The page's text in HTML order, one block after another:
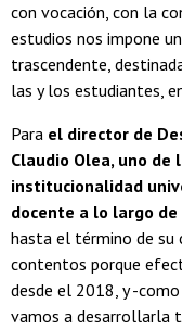
con vocación, con la
estudios nos impone
trascendente,
las y los estudiantes,
Para el director de
Claudio Olea, uno
institucionalidad
docente a lo largo
hasta el término de su
contentos porque
desde el 2018, y -
vamos a desarrollarla